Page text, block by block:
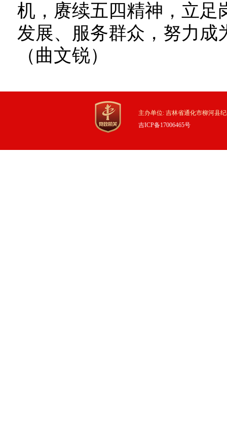
机，赓续五四精神，立足
发展、服务群众，努力成
（曲文锐）
主办单位: 吉林省通化市柳河县
吉ICP备17006465号